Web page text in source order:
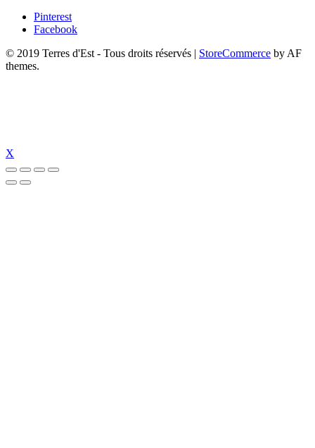
Pinterest
Facebook
© 2019 Terres d'Est - Tous droits réservés
StoreCommerce by AF
themes.
X